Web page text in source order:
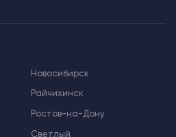
Новосибирск
Райчихинск
Ростов-на-Дону
Светлый